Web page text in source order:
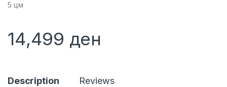
5 цм
14,499 ден
Description Reviews